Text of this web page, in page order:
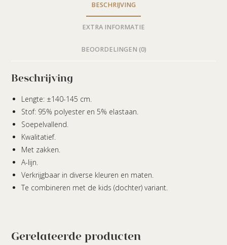
BESCHRIJVING
EXTRA INFORMATIE
BEOORDELINGEN (0)
Beschrijving
Lengte: ±140-145 cm.
Stof: 95% polyester en 5% elastaan.
Soepelvallend.
Kwalitatief.
Met zakken.
A-lijn.
Verkrijgbaar in diverse kleuren en maten.
Te combineren met de kids (dochter) variant.
Gerelateerde producten